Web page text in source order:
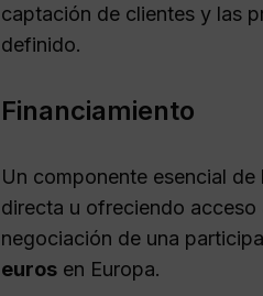
captación de clientes y las
definido.
Financiamiento
Un componente esencial
directa u ofreciendo acceso
negociación de una
euros en Europa.